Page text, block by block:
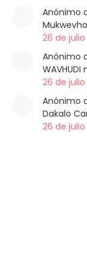
Anónimo
26 de julio
Anónimo
26 de julio
Anónimo
Dakalo
26 de julio